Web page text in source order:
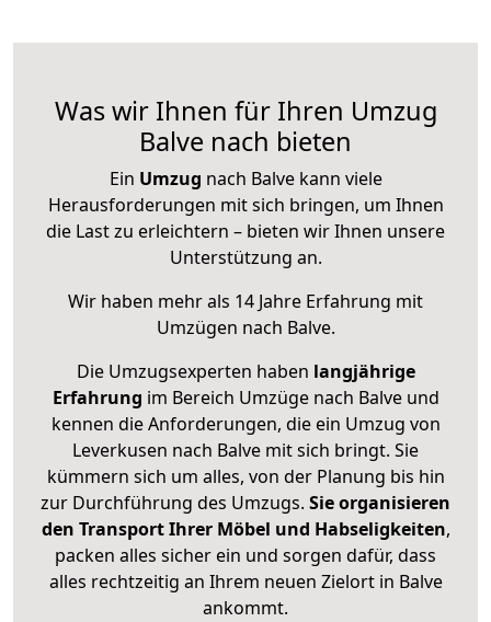
Was wir Ihnen für Ihren Umzug
Balve nach bieten
Ein Umzug nach Balve kann viele
Herausforderungen mit sich bringen, um Ihnen
die Last zu erleichtern – bieten wir Ihnen unsere
Unterstützung an.
Wir haben mehr als 14 Jahre Erfahrung mit
Umzügen nach Balve.
Die Umzugsexperten haben langjährige
Erfahrung im Bereich Umzüge nach Balve und
kennen die Anforderungen, die ein Umzug von
Leverkusen nach Balve mit sich bringt. Sie
kümmern sich um alles, von der Planung bis hin
zur Durchführung des Umzugs. Sie organisieren
den Transport Ihrer Möbel und Habseligkeiten,
packen alles sicher ein und sorgen dafür, dass
alles rechtzeitig an Ihrem neuen Zielort in Balve
ankommt.